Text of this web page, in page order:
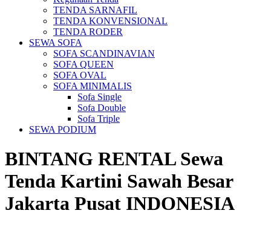
TENDA SARNAFIL
TENDA KONVENSIONAL
TENDA RODER
SEWA SOFA
SOFA SCANDINAVIAN
SOFA QUEEN
SOFA OVAL
SOFA MINIMALIS
Sofa Single
Sofa Double
Sofa Triple
SEWA PODIUM
BINTANG RENTAL Sewa
Tenda Kartini Sawah Besar
Jakarta Pusat INDONESIA